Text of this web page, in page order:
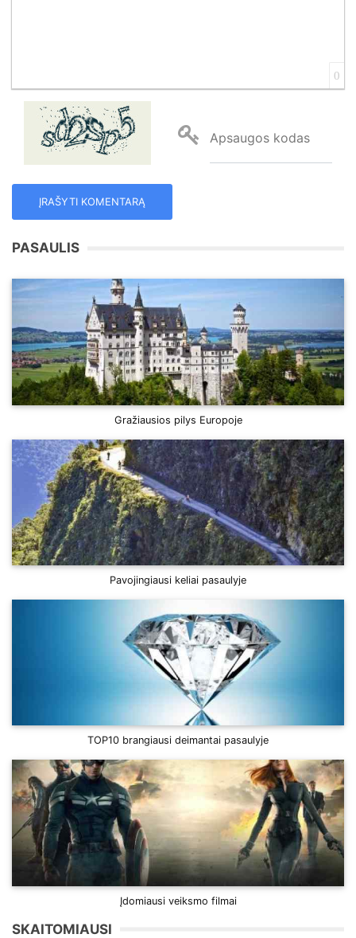
0
Apsaugos kodas
PASAULIS
Gražiausios pilys Europoje
Pavojingiausi keliai pasaulyje
TOP10 brangiausi deimantai pasaulyje
Įdomiausi veiksmo filmai
SKAITOMIAUSI